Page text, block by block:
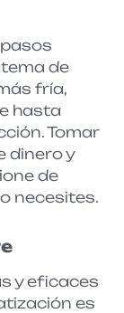
de
fría,
hasta
Tomar
dinero y
de
necesites.
y eficaces
es